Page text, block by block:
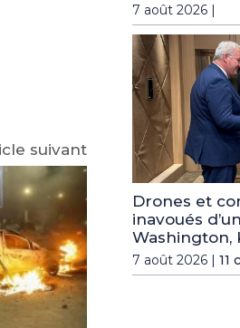
suivant
7 août 2026 |
Drones et
inavoués
Washington,
7 août 2026 | 11